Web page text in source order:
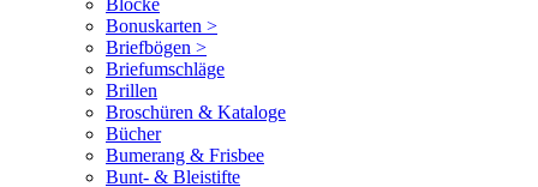
Blöcke
Bonuskarten >
Briefbögen >
Briefumschläge
Brillen
Broschüren & Kataloge
Bücher
Bumerang & Frisbee
Bunt- & Bleistifte